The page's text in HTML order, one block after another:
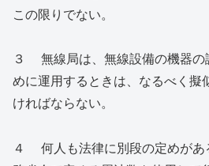
この限りでない。
３ 無線局は、無線設備の機器の
めに運用するときは、なるべく擬
ければならない。
４ 何人も法律に別段の定めがあ